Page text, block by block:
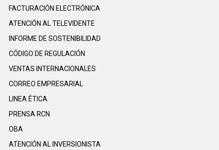
FACTURACIÓN ELECTRÓNICA
ATENCIÓN AL TELEVIDENTE
INFORME DE SOSTENIBILIDAD
CÓDIGO DE REGULACIÓN
VENTAS INTERNACIONALES
CORREO EMPRESARIAL
LINEA ÉTICA
PRENSA RCN
OBA
ATENCIÓN AL INVERSIONISTA